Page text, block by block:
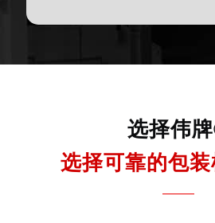
选择伟
选择可靠的包